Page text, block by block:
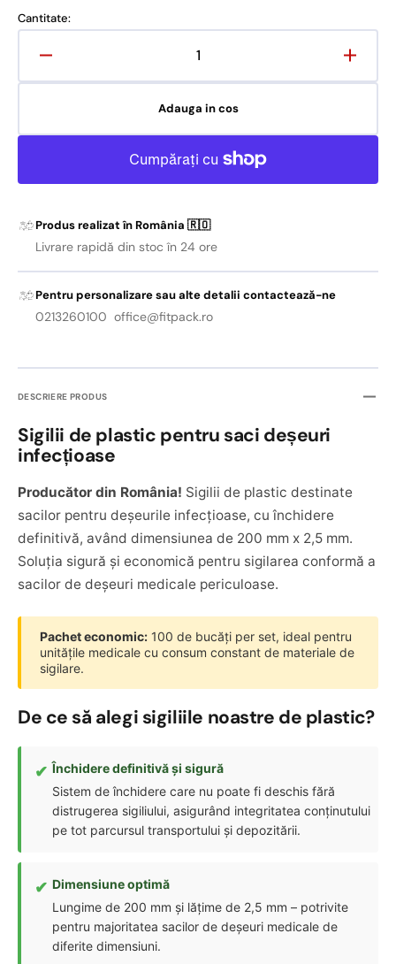
DESCRIERE PRODUS
Sigilii de plastic pentru saci deșeuri
infecțioase
Producător din România! Sigilii de plastic destinate
sacilor pentru deșeurile infecțioase, cu închidere
definitivă, având dimensiunea de 200 mm x 2,5 mm.
Soluția sigură și economică pentru sigilarea conformă a
sacilor de deșeuri medicale periculoase.
Pachet economic: 100 de bucăți per set, ideal pentru
unitățile medicale cu consum constant de materiale de
sigilare.
De ce să alegi sigiliile noastre de plastic?
Închidere definitivă și sigură
Sistem de închidere care nu poate fi deschis fără
distrugerea sigiliului, asigurând integritatea conținutului
pe tot parcursul transportului și depozitării.
Dimensiune optimă
Lungime de 200 mm și lățime de 2,5 mm – potrivite
pentru majoritatea sacilor de deșeuri medicale de
diferite dimensiuni.
Cantitate:
cantitatea
plastic
plastic
Adauga in cos
Produs realizat în România 🇷🇴
Livrare rapidă din stoc în 24 ore
Pentru personalizare sau alte detalii contactează-ne
0213260100 office@fitpack.ro